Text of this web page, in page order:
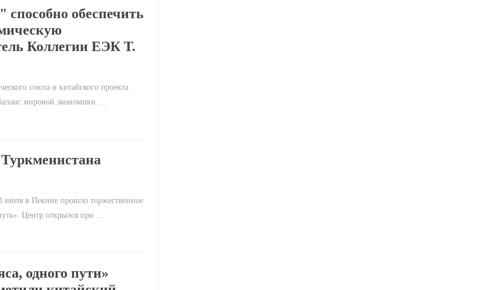
обеспечить
Коллегии ЕЭК Т.
союза и китайского проекта
мировой экономики …
в Пекине прошло торжественное
Центр открылся при …
одного пути»